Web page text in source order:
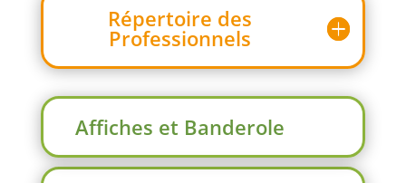
Répertoire des
Professionnels
Affiches et Banderole